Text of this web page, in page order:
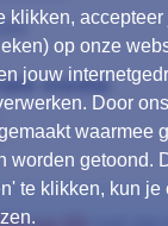
media:
klikken,
op onze
jouw
Door
waarmee
worden getoond.
te klikken, kun je